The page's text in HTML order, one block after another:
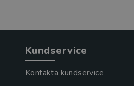
Kundservice
Kontakta kundservice